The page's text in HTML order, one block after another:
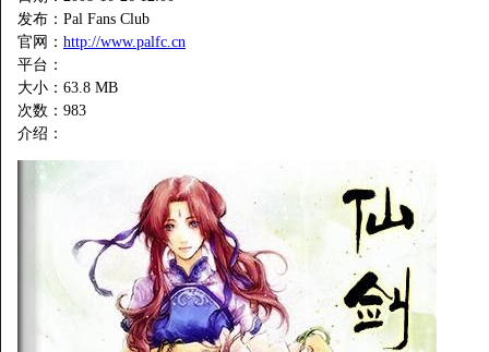
发布：Pal Fans Club
官网： http://www.palfc.cn
平台：
大小：63.8 MB
次数： 983
介绍：